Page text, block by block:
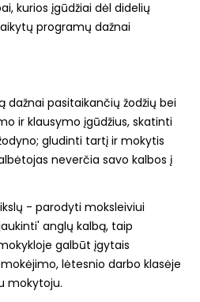
kurios įgūdžiai dėl didelių
programų dažnai
pasitaikančių žodžių bei
ir klausymo įgūdžius, skatinti
gludinti tartį ir mokytis
neverčia savo kalbos į
- parodyti moksleiviui
anglų kalbą, taip
galbūt įgytais
lėtesnio darbo klasėje
mokytoju.